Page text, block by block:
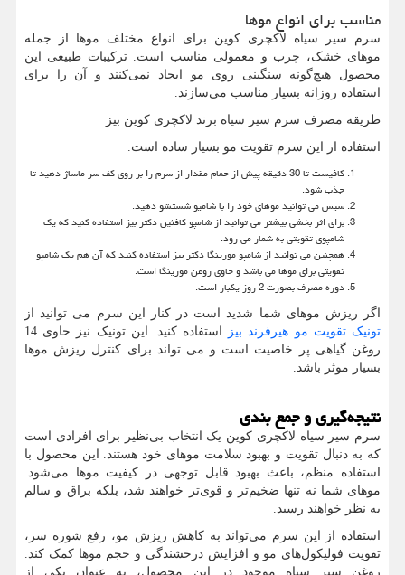
مناسب برای انواع موها
سرم سیر سیاه لاکچری کوین برای انواع مختلف موها از جمله
موهای خشک، چرب و معمولی مناسب است. ترکیبات طبیعی این
محصول هیچ‌گونه سنگینی روی مو ایجاد نمی‌کنند و آن را برای
استفاده روزانه بسیار مناسب می‌سازند.
طریقه مصرف سرم سیر سیاه برند لاکچری کوین بیز
استفاده از این سرم تقویت مو بسیار ساده است.
کافیست تا 30 دقیقه پیش از حمام مقدار از سرم را بر روی کف سر ماساژ دهید تا
جذب شود.
سپس می توانید موهای خود را با شامپو شستشو دهید.
برای اثر بخشی بیشتر می توانید از شامپو کافئین دکتر بیز استفاده کنید که یک
شامپوی تقویتی به شمار می رود.
همچنین می توانید از شامپو مورینگا دکتر بیز استفاده کنید که آن هم یک شامپو
تقویتی برای موها می باشد و حاوی روغن مورینگا است.
دوره مصرف بصورت 2 روز یکبار است.
اگر ریزش موهای شما شدید است در کنار این سرم می توانید از
تونیک تقویت مو هیرفرند بیز
استفاده کنید. این تونیک نیز حاوی 14
روغن گیاهی پر خاصیت است و می تواند برای کنترل ریزش موها
بسیار موثر باشد.
نتیجه‌گیری و جمع بندی
سرم سیر سیاه لاکچری کوین یک انتخاب بی‌نظیر برای افرادی است
که به دنبال تقویت و بهبود سلامت موهای خود هستند. این محصول با
استفاده منظم، باعث بهبود قابل توجهی در کیفیت موها می‌شود.
موهای شما نه تنها ضخیم‌تر و قوی‌تر خواهند شد، بلکه براق و سالم
به نظر خواهند رسید.
استفاده از این سرم می‌تواند به کاهش ریزش مو، رفع شوره سر،
تقویت فولیکول‌های مو و افزایش درخشندگی و حجم موها کمک کند.
روغن سیر سیاه موجود در این محصول، به عنوان یکی از